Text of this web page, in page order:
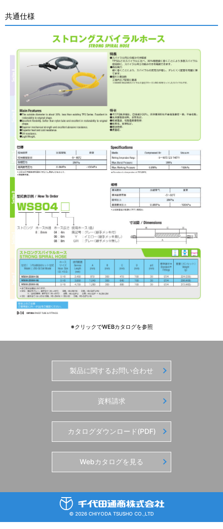
共通仕様
※クリックでWEBカタログを参照
製品に関するお問い合わせ
資料請求
カタログダウンロード(PDF)
Webカタログを見る
© 2026 CHIYODA TSUSHO CO.,LTD